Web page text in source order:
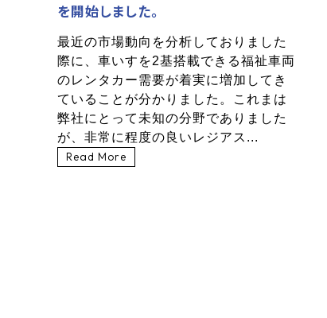
を開始しました。
最近の市場動向を分析しておりました
際に、車いすを2基搭載できる福祉車両
のレンタカー需要が着実に増加してき
ていることが分かりました。これまは
弊社にとって未知の分野でありました
が、非常に程度の良いレジアス...
Read More